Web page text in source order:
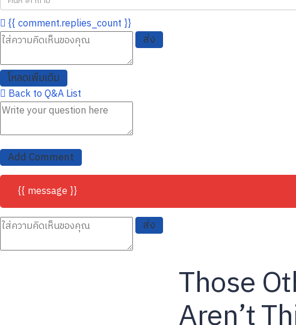
{{ comment.replies_count }}
ส่ง
โหลดเพิ่มเติม
Back to Q&A List
Add Comment
{{ message }}
ส่ง
Those